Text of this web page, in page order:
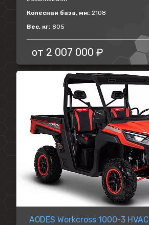
Колесная база, мм: 2108
Вес, кг: 805
от 2 007 000 ₽
AODES Workcross 1000-3 HVAC